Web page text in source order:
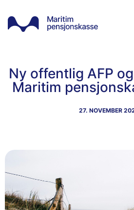
innhold
Ny offentlig AFP
Maritim
27. NOVEMBER